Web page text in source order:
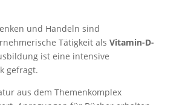
und Handeln sind
Tätigkeit alsVitamin-D-
ist eine intensive
gefragt.
aus dem Themenkomplex